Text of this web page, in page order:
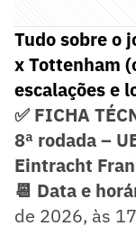
Tudo sobre o
x Tottenham
escalações e
✅ FICHA
8ª rodada –
Eintracht
📆 Data e
de 2026, às